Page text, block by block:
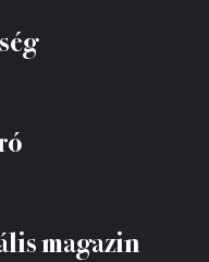
magazin